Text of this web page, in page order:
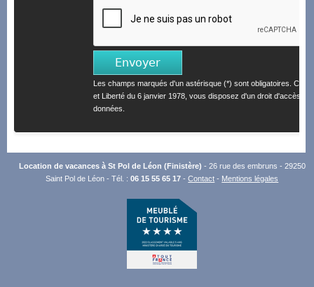
Les champs marqués d'un astérisque (*) sont obligatoires.
et Liberté du 6 janvier 1978, vous disposez d'un droit d'accès et
données.
Location de vacances à St Pol de Léon (Finistère) - 26 rue des embruns - 29250
Saint Pol de Léon - Tél. :06 15 55 65 17 -Contact - Mentions légales